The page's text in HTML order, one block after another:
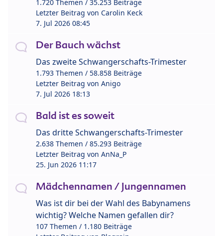
1.720 Themen / 35.253 Beiträge
Letzter Beitrag von Carolin Keck
7. Jul 2026 08:45
Der Bauch wächst
Das zweite Schwangerschafts-Trimester
1.793 Themen / 58.858 Beiträge
Letzter Beitrag von Anigo
7. Jul 2026 18:13
Bald ist es soweit
Das dritte Schwangerschafts-Trimester
2.638 Themen / 85.293 Beiträge
Letzter Beitrag von AnNa_P
25. Jun 2026 11:17
Mädchennamen / Jungennamen
Was ist dir bei der Wahl des Babynamens
wichtig? Welche Namen gefallen dir?
107 Themen / 1.180 Beiträge